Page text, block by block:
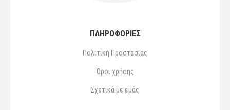
ΠΛΗΡΟΦΟΡΙΕΣ
Πολιτική Προστασίας
Όροι χρήσης
Σχετικά με εμάς